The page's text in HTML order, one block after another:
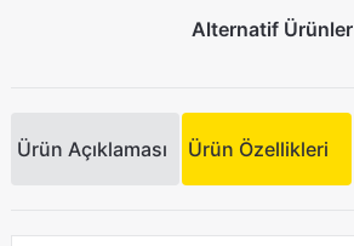
Alternatif Ürünler
Ürün Açıklaması Ürün Özellikleri